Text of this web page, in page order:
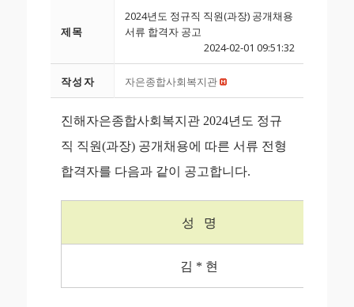
제목
2024년도 정규직 직원(과장) 공개채용
서류 합격자 공고
2024-02-01 09:51:32
작성자 자은종합사회복지관
진해자은종합사회복지관 2024년도 정규
직 직원(과장) 공개채용에 따른 서류 전형
합격자를 다음과 같이 공고합니다.
성 명
김 * 현